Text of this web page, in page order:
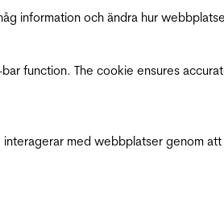
information och ändra hur
function. The cookie ensures
med webbplatser genom